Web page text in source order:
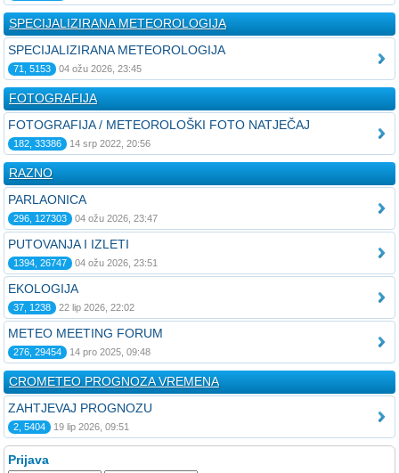
SPECIJALIZIRANA METEOROLOGIJA
SPECIJALIZIRANA METEOROLOGIJA
71, 5153 04 ožu 2026, 23:45
FOTOGRAFIJA
FOTOGRAFIJA / METEOROLOŠKI FOTO NATJEČAJ
182, 33386 14 srp 2022, 20:56
RAZNO
PARLAONICA
296, 127303 04 ožu 2026, 23:47
PUTOVANJA I IZLETI
1394, 26747 04 ožu 2026, 23:51
EKOLOGIJA
37, 1238 22 lip 2026, 22:02
METEO MEETING FORUM
276, 29454 14 pro 2025, 09:48
CROMETEO PROGNOZA VREMENA
ZAHTJEVAJ PROGNOZU
2, 5404 19 lip 2026, 09:51
Prijava